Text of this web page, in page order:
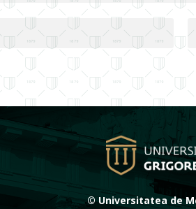
© Universitatea de